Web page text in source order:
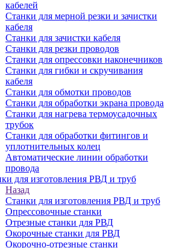
кабелей
Станки для мерной резки и зачистки
кабеля
Станки для зачистки кабеля
Станки для резки проводов
Станки для опрессовки наконечников
Станки для гибки и скручивания
кабеля
Станки для обмотки проводов
Станки для обработки экрана провода
Станки для нагрева термоусадочных
трубок
Станки для обработки фитингов и
уплотнительных колец
Автоматические линии обработки
провода
для изготовления РВД и труб
Назад
Станки для изготовления РВД и труб
Опрессовочные станки
Отрезные станки для РВД
Окорочные станки для РВД
Окорочно-отрезные станки